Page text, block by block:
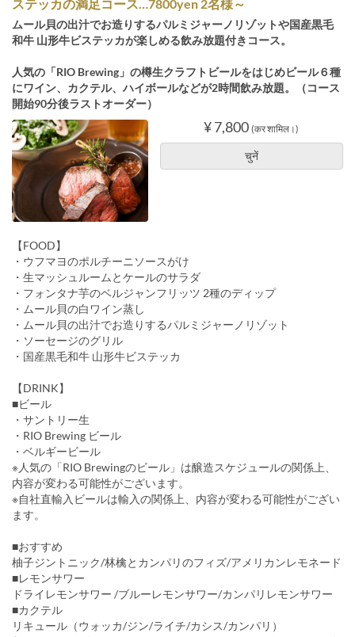
ステッカの満足コース…7800yen 2名様～
ムール貝の出汁でお造りするパルミジャーノリゾットや国産黒毛
和牛 山形牛ビステッカが楽しめる飲み放題付きコース。
人気の「RIO Brewing」の樽生クラフトビールをはじめビール６種
にワイン、カクテル、ハイボールなどが2時間飲み放題。（コース
開始90分後ラストオーダー）
¥ 7,800 (कर शामिल।)
चुनें
【FOOD】
・ウフマヨのポルチーニソースがけ
・生マッシュルームとケールのサラダ
・フォンタナ芋のベルジャンフリッツ 2種のディップ
・ムール貝の白ワイン蒸し
・ムール貝の出汁でお造りするパルミジャーノリゾット
・ソーセージのグリル
・国産黒毛和牛 山形牛ビステッカ
【DRINK】
■ビール
・サントリー生
・RIO Brewing ビール
・ベルギービール
※人気の「RIO Brewingのビール」は醸造スケジュールの関係上、
内容が変わる可能性がございます。
※自社直輸入ビールは輸入の関係上、内容が変わる可能性がござい
ます。
■おすすめ
柚子ジントニック/林檎とカンパリのフィズ/アメリカンレモネード
■レモンサワー
ドライレモンサワー /ブルーレモンサワー/カンパリレモンサワー
■カクテル
リキュール（ウォッカ/ジン/ライチ/カシス/カンパリ）